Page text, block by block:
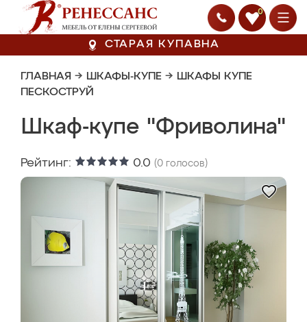
0
СТАРАЯ КУПАВНА
ГЛАВНАЯ → ШКАФЫ-КУПЕ → ШКАФЫ КУПЕ
ПЕСКОСТРУЙ
Шкаф-купе "Фриволина"
Рейтинг: 0.0 (0 голосов)